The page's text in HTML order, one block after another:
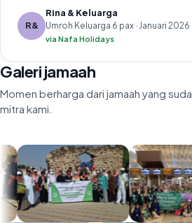
R&
Rina & Keluarga
Umroh Keluarga 6 pax · Januari 2026
via Nafa Holidays
Galeri jamaah
Momen berharga dari jamaah yang
mitra kami.